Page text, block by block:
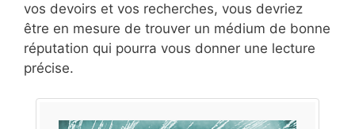
vos devoirs et vos recherches, vous devriez
être en mesure de trouver un médium de bonne
réputation qui pourra vous donner une lecture
précise.